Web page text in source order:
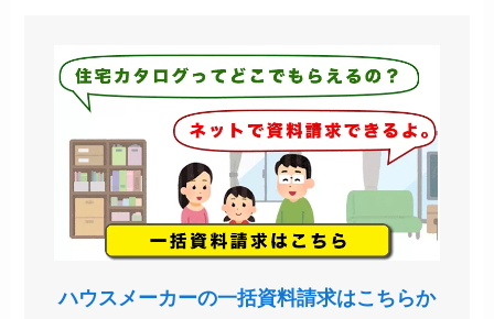
ハウスメーカーの一括資料請求はこちらか